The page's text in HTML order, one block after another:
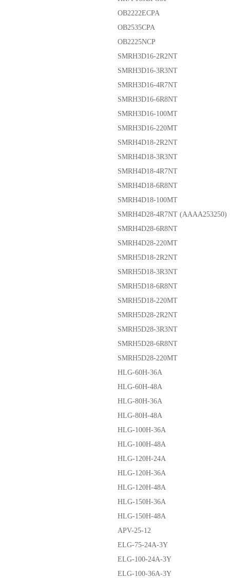
OB2222ECPA
OB2535CPA
OB2225NCP
SMRH3D16-2R2NT
SMRH3D16-3R3NT
SMRH3D16-4R7NT
SMRH3D16-6R8NT
SMRH3D16-100MT
SMRH3D16-220MT
SMRH4D18-2R2NT
SMRH4D18-3R3NT
SMRH4D18-4R7NT
SMRH4D18-6R8NT
SMRH4D18-100MT
SMRH4D28-4R7NT (AAAA253250)
SMRH4D28-6R8NT
SMRH4D28-220MT
SMRH5D18-2R2NT
SMRH5D18-3R3NT
SMRH5D18-6R8NT
SMRH5D18-220MT
SMRH5D28-2R2NT
SMRH5D28-3R3NT
SMRH5D28-6R8NT
SMRH5D28-220MT
HLG-60H-36A
HLG-60H-48A
HLG-80H-36A
HLG-80H-48A
HLG-100H-36A
HLG-100H-48A
HLG-120H-24A
HLG-120H-36A
HLG-120H-48A
HLG-150H-36A
HLG-150H-48A
APV-25-12
ELG-75-24A-3Y
ELG-100-24A-3Y
ELG-100-36A-3Y